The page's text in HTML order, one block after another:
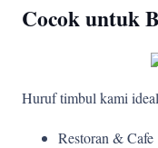
Cocok untuk
Huruf timbul kami
Restoran & Cafe